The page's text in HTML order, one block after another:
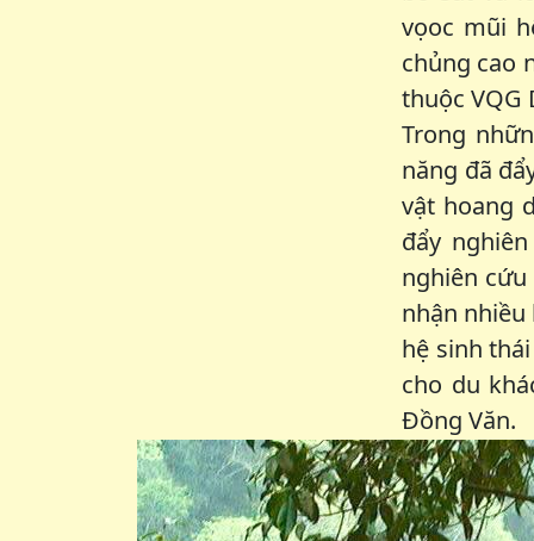
vọoc mũi
chủng cao
thuộc VQG
Trong
năng đã
vật hoang
đẩy
nghiên cứu
nhận nhiều
hệ sinh
cho du
Đồng Văn.